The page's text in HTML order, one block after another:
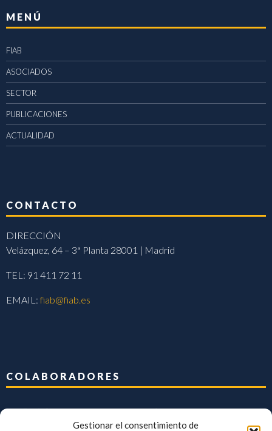
Gestionar el consentimiento de
MENÚ
FIAB
ASOCIADOS
SECTOR
PUBLICACIONES
ACTUALIDAD
CONTACTO
DIRECCIÓN
Velázquez, 64 – 3ª Planta 28001 | Madrid
TEL: 91 411 72 11
EMAIL:fiab@fiab.es
COLABORADORES